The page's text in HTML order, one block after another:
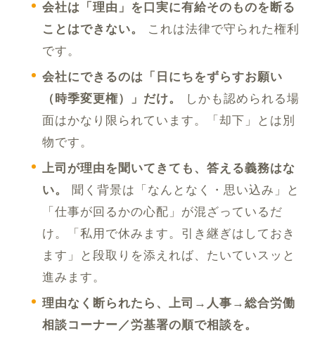
会社は「理由」を口実に有給そのものを断る
ことはできない。
これは法律で守られた権利
です。
会社にできるのは「日にちをずらすお願い
（時季変更権）」だけ。
しかも認められる場
面はかなり限られています。「却下」とは別
物です。
上司が理由を聞いてきても、答える義務はな
い。
聞く背景は「なんとなく・思い込み」と
「仕事が回るかの心配」が混ざっているだ
け。「私用で休みます。引き継ぎはしておき
ます」と段取りを添えれば、たいていスッと
進みます。
理由なく断られたら、上司→人事→総合労働
相談コーナー／労基署の順で相談を。